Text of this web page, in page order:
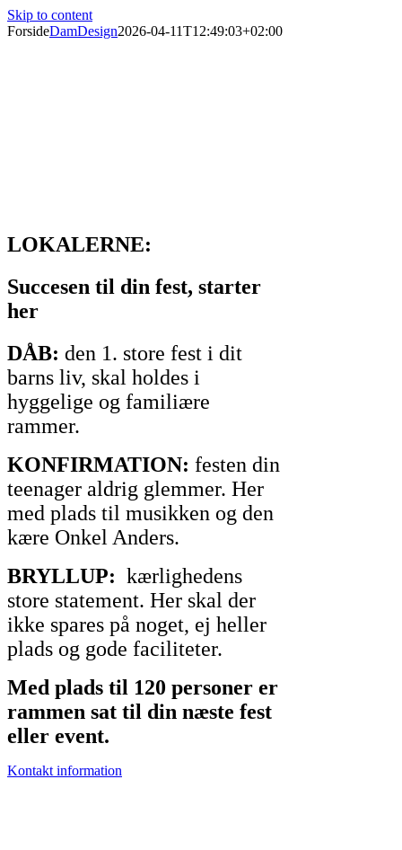
Skip to content
ForsideDamDesign2026-04-11T12:49:03+02:00
LOKALERNE:
Succesen til din fest, starter
her
DÅB: den 1. store fest i dit
barns liv, skal holdes i
hyggelige og familiære
rammer.
KONFIRMATION: festen din
teenager aldrig glemmer. Her
med plads til musikken og den
kære Onkel Anders.
BRYLLUP: kærlighedens
store statement. Her skal der
ikke spares på noget, ej heller
plads og gode faciliteter.
Med plads til 120 personer er
rammen sat til din næste fest
eller event.
Kontakt information